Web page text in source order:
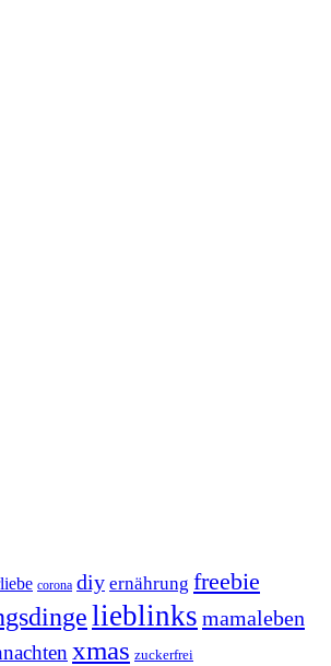
corona diy ernährung freebie
lieblinks mamaleben
xmas zuckerfrei